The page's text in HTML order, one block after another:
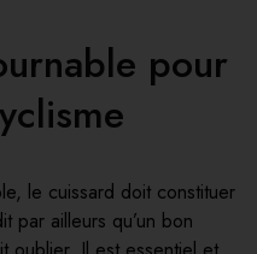
pour
le cuissard doit constituer
par ailleurs qu’un bon